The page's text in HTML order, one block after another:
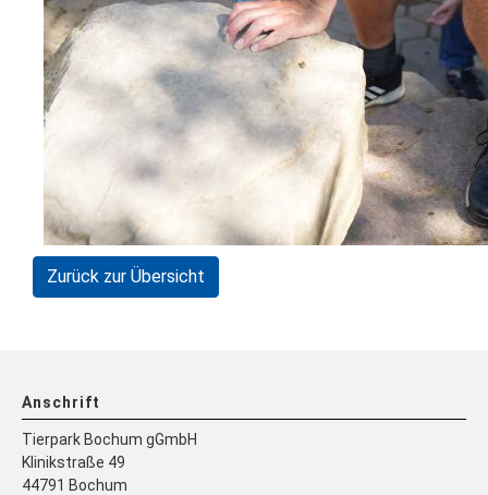
Zurück zur Übersicht
Anschrift
Tierpark Bochum gGmbH
Klinikstraße 49
44791 Bochum